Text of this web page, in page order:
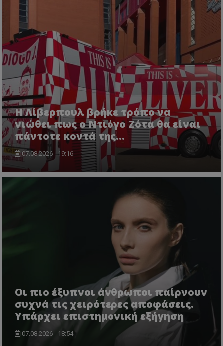
Η Λίβερπουλ βρήκε τρόπο να
νιώθει πως ο Ντιόγο Ζότα θα είναι
πάντοτε κοντά της...
07.08.2026 - 19:16
Οι πιο έξυπνοι άνθρωποι παίρνουν
συχνά τις χειρότερες αποφάσεις.
Υπάρχει επιστημονική εξήγηση
07.08.2026 - 18:54